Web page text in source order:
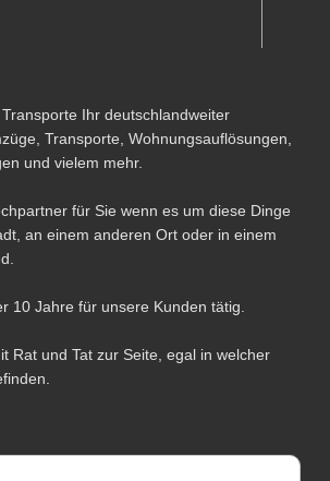
Ihr deutschlandweiter
Transporte, Wohnungsauflösungen,
und vielem mehr.
für Sie wenn es um diese Dinge
an einem anderen Ort oder in einem
10 Jahre für unsere Kunden tätig.
Rat und Tat zur Seite, egal in welcher